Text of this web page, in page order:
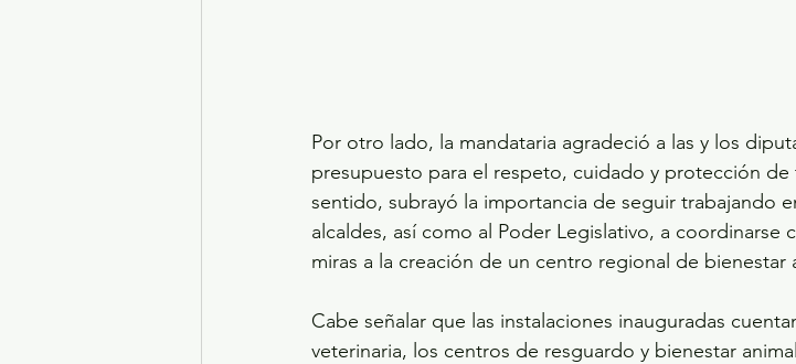
Por otro lado, la mandataria agradeció a las y los
presupuesto para el respeto, cuidado y protección de
sentido, subrayó la importancia de seguir trabajando
alcaldes, así como al Poder Legislativo, a coordinarse
miras a la creación de un centro regional de bienestar
Cabe señalar que las instalaciones inauguradas
veterinaria, los centros de resguardo y bienestar